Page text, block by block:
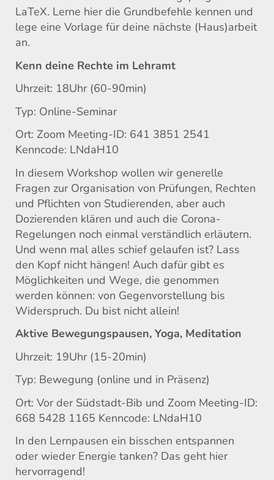
LaTeX. Lerne hier die Grundbefehle kennen und
lege eine Vorlage für deine nächste (Haus)arbeit
an.
Kenn deine Rechte im Lehramt
Uhrzeit: 18Uhr (60-90min)
Typ: Online-Seminar
Ort: Zoom Meeting-ID: 641 3851 2541
Kenncode: LNdaH10
In diesem Workshop wollen wir generelle
Fragen zur Organisation von Prüfungen, Rechten
und Pflichten von Studierenden, aber auch
Dozierenden klären und auch die Corona-
Regelungen noch einmal verständlich erläutern.
Und wenn mal alles schief gelaufen ist? Lass
den Kopf nicht hängen! Auch dafür gibt es
Möglichkeiten und Wege, die genommen
werden können: von Gegenvorstellung bis
Widerspruch. Du bist nicht allein!
Aktive Bewegungspausen, Yoga, Meditation
Uhrzeit: 19Uhr (15-20min)
Typ: Bewegung (online und in Präsenz)
Ort: Vor der Südstadt-Bib und Zoom Meeting-ID:
668 5428 1165 Kenncode: LNdaH10
In den Lernpausen ein bisschen entspannen
oder wieder Energie tanken? Das geht hier
hervorragend!